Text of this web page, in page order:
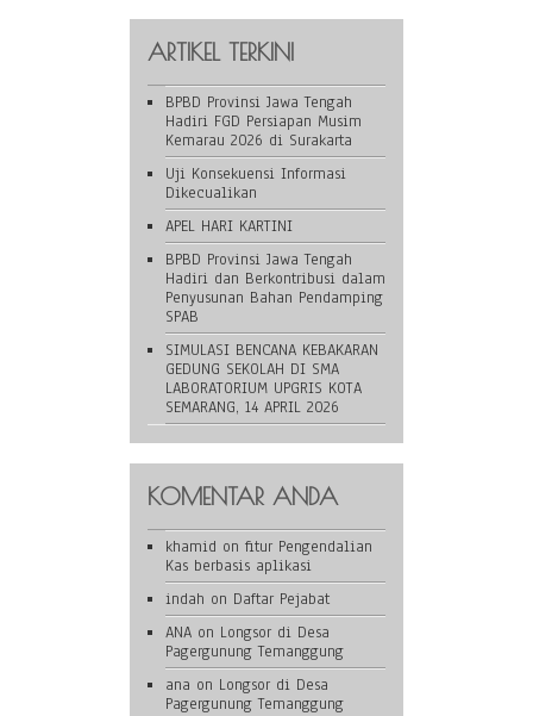
ARTIKEL TERKINI
BPBD Provinsi Jawa Tengah
Hadiri FGD Persiapan Musim
Kemarau 2026 di Surakarta
Uji Konsekuensi Informasi
Dikecualikan
APEL HARI KARTINI
BPBD Provinsi Jawa Tengah
Hadiri dan Berkontribusi dalam
Penyusunan Bahan Pendamping
SPAB
SIMULASI BENCANA KEBAKARAN
GEDUNG SEKOLAH DI SMA
LABORATORIUM UPGRIS KOTA
SEMARANG, 14 APRIL 2026
KOMENTAR ANDA
khamid on fitur Pengendalian
Kas berbasis aplikasi
indah on Daftar Pejabat
ANA on Longsor di Desa
Pagergunung Temanggung
ana on Longsor di Desa
Pagergunung Temanggung